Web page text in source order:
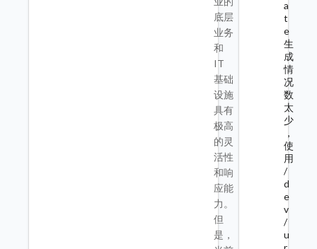
底层
业务
和
IT
基础
设施
具有
极高
的灵
活性
和响
应能
力。
但
是，
a
t
e
生
成
情
况
数
太
少
，
使
用
/
d
e
v
/
u